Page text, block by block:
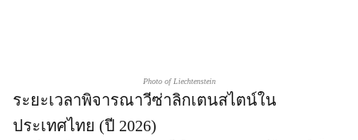
Photo of Liechtenstein
ระยะเวลาพิจารณาวีซ่าลิกเตนสไตน์ใน
ประเทศไทย (ปี 2026)​